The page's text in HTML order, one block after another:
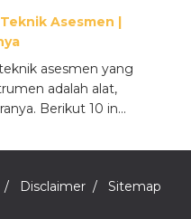
Asesmen |
asesmen yang
adalah alat,
Berikut 10 in...
Disclaimer Sitemap